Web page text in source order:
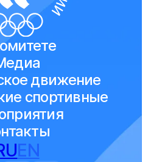
движение
спортивные
EN